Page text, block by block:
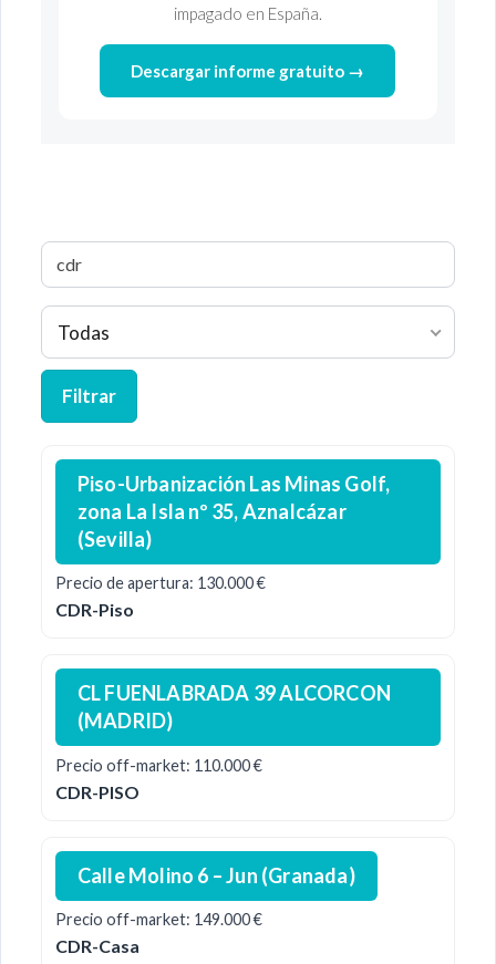
impagado en España.
Descargar informe gratuito →
Todas
Filtrar
Piso-Urbanización Las Minas Golf,
zona La Isla nº 35, Aznalcázar
(Sevilla)
Precio de apertura: 130.000 €
CDR-Piso
CL FUENLABRADA 39 ALCORCON
(MADRID)
Precio off-market: 110.000 €
CDR-PISO
Calle Molino 6 – Jun (Granada)
Precio off-market: 149.000 €
CDR-Casa